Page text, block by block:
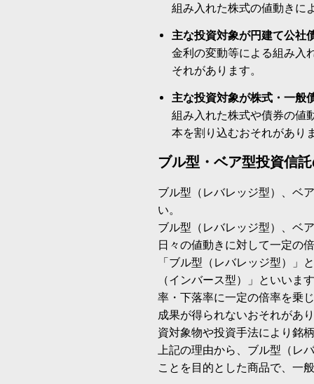
組み入れた株式の値動きに
主な投資対象が円建て公社
金利の変動等による組み入
それがあります。
主な投資対象が株式・一般
組み入れた株式や債券の値
本を割り込むおそれがあり
ブル型・ベア型投資信
ブル型（レバレッジ型）、ベ
い。
ブル型（レバレッジ型）、ベ
日々の値動きに対して一定の
「ブル型（レバレッジ型）」
（インバース型）」といいま
率・下落率に一定の倍率を乗
成果が得られないおそれがあ
資対象物や投資手法により銘
上記の理由から、ブル型（レ
ことを目的とした商品で、一